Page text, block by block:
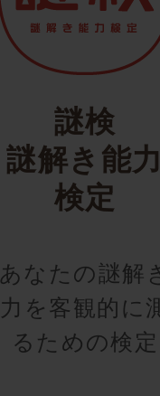
謎検
謎解き能
検定
あなたの謎解
力を客観的に
るための検定